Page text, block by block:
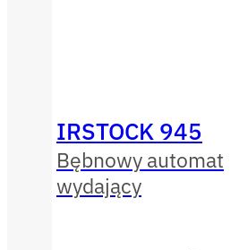
IRSTOCK 945
Bębnowy automat
wydający